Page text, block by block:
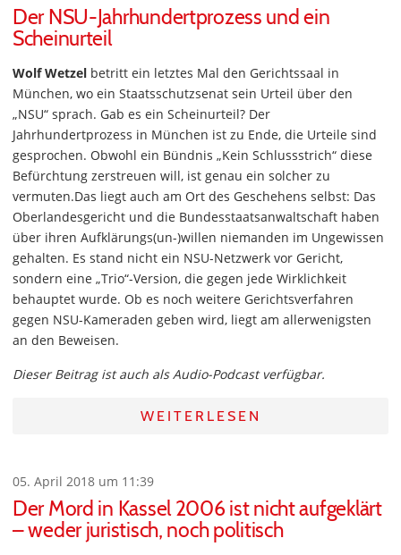
Der NSU-Jahrhundertprozess und ein
Scheinurteil
Wolf Wetzel betritt ein letztes Mal den Gerichtssaal in
München, wo ein Staatsschutzsenat sein Urteil über den
„NSU“ sprach. Gab es ein Scheinurteil? Der
Jahrhundertprozess in München ist zu Ende, die Urteile sind
gesprochen. Obwohl ein Bündnis „Kein Schlussstrich“ diese
Befürchtung zerstreuen will, ist genau ein solcher zu
vermuten.Das liegt auch am Ort des Geschehens selbst: Das
Oberlandesgericht und die Bundesstaatsanwaltschaft haben
über ihren Aufklärungs(un-)willen niemanden im Ungewissen
gehalten. Es stand nicht ein NSU-Netzwerk vor Gericht,
sondern eine „Trio“-Version, die gegen jede Wirklichkeit
behauptet wurde. Ob es noch weitere Gerichtsverfahren
gegen NSU-Kameraden geben wird, liegt am allerwenigsten
an den Beweisen.
Dieser Beitrag ist auch als Audio-Podcast verfügbar.
WEITERLESEN
05. April 2018 um 11:39
Der Mord in Kassel 2006 ist nicht aufgeklärt
– weder juristisch, noch politisch